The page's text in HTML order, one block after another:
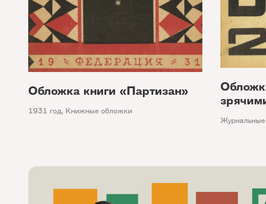
Обложка книги «Партизан»
1931 год, Книжные обложки